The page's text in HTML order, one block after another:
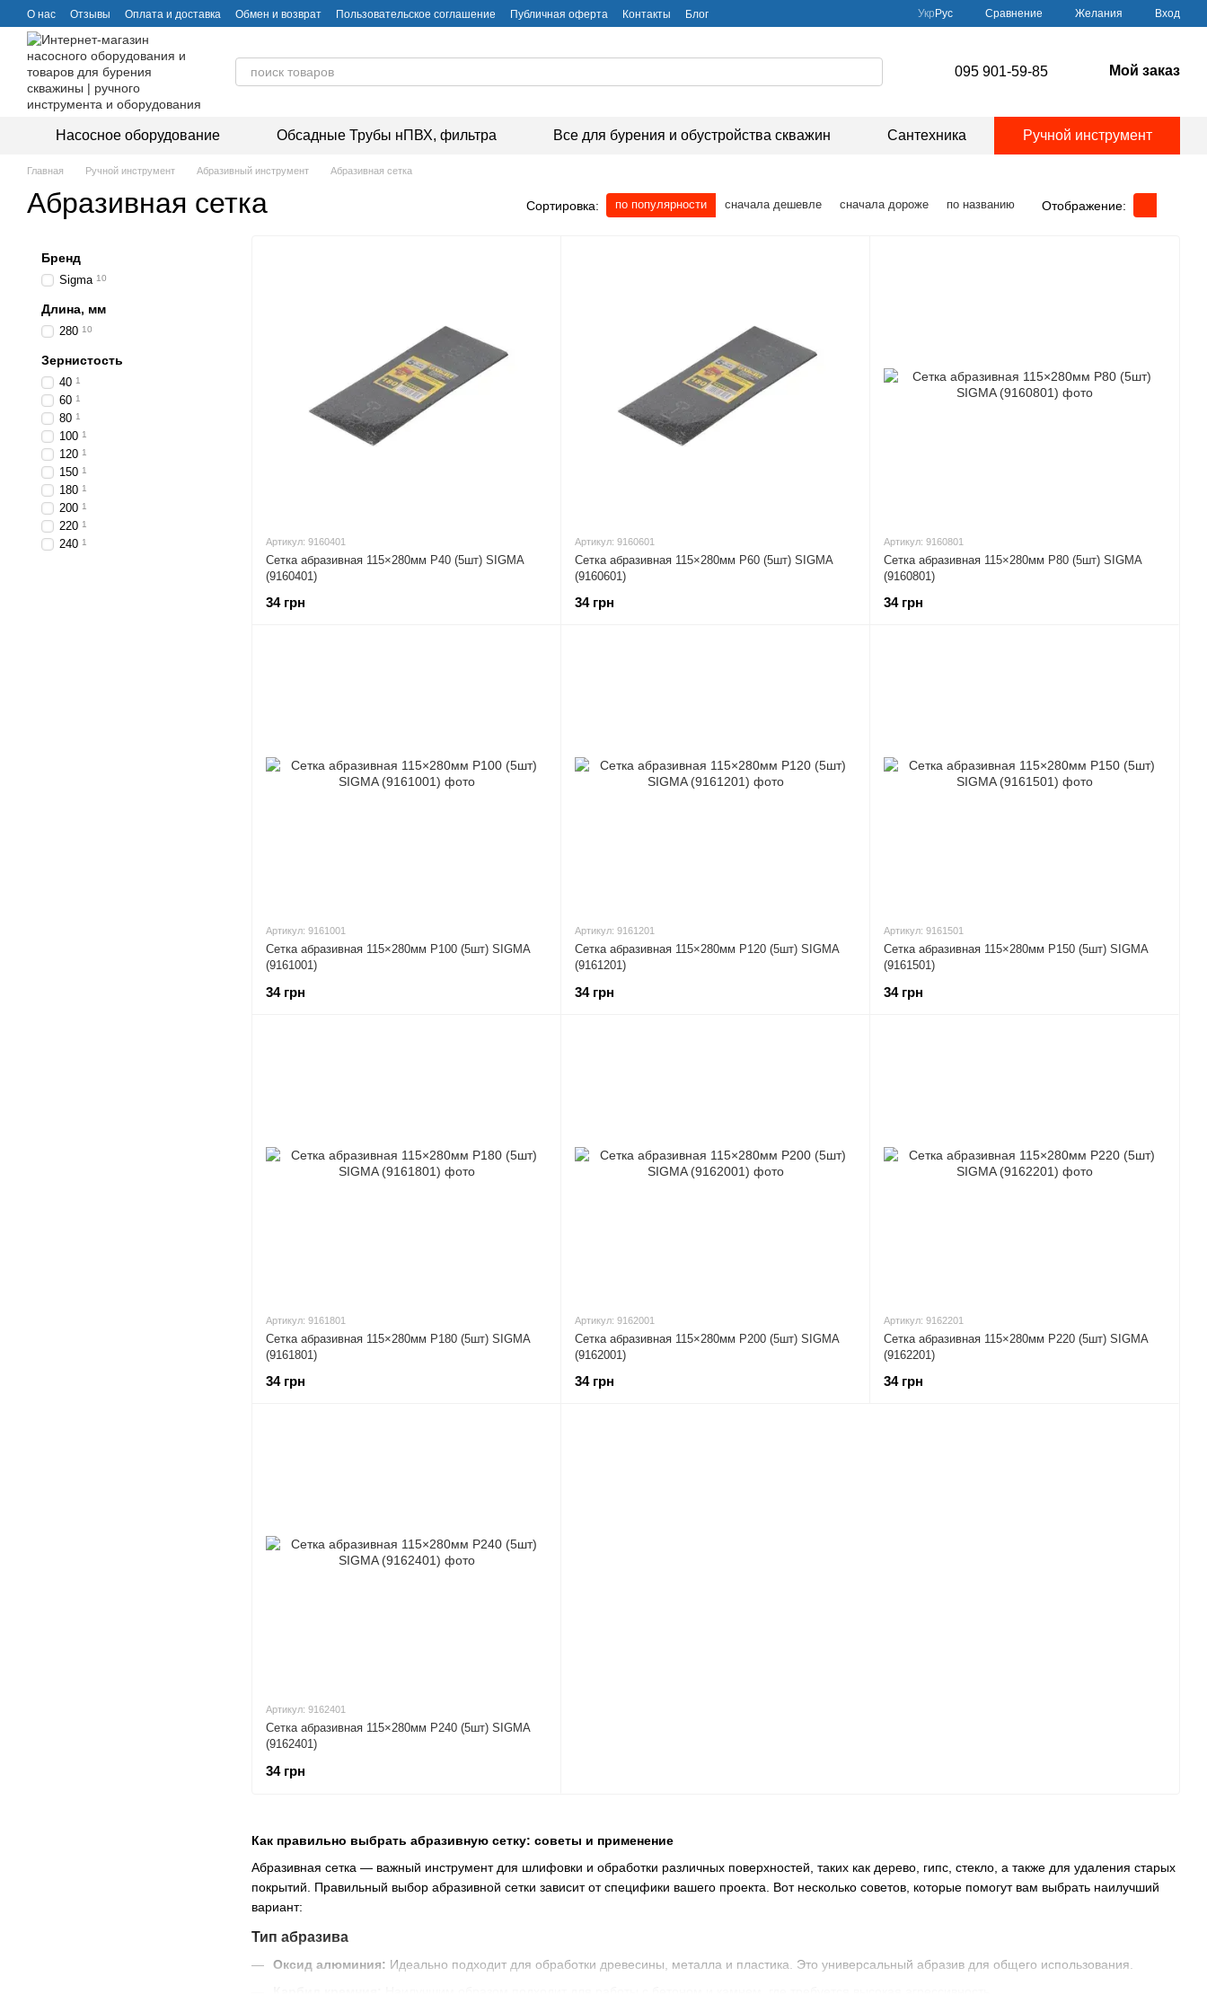
Перейти к основному контенту
О нас Отзывы Оплата и доставка Обмен и возврат Пользовательское соглашение Публичная оферта Контакты Блог Укр Рус Сравнение Желания Вход
095 901-59-85 Мой заказ
Насосное оборудование Обсадные Трубы нПВХ, фильтра Все для бурения и обустройства скважин Сантехника Ручной инструмент
Главная Ручной инструмент Абразивный инструмент Абразивная сетка
Абразивная сетка Сортировка: по популярности сначала дешевле сначала дороже по названию Отображение:
Как правильно выбрать абразивную сетку: советы и применение
Абразивная сетка — важный инструмент для шлифовки и обработки различных поверхностей, таких как дерево, гипс, стекло, а также для удаления старых
покрытий. Правильный выбор абразивной сетки зависит от специфики вашего проекта. Вот несколько советов, которые помогут вам выбрать наилучший
вариант:
Тип абразива
Оксид алюминия: Идеально подходит для обработки древесины, металла и пластика. Это универсальный абразив для общего использования.
Артикул: 9160401
Сетка абразивная 115×280мм Р40 (5шт) SIGMA
(9160401)
34 грн
Артикул: 9160601
Сетка абразивная 115×280мм Р60 (5шт) SIGMA
(9160601)
34 грн
Артикул: 9160801
Сетка абразивная 115×280мм Р80 (5шт) SIGMA
(9160801)
34 грн
Артикул: 9161001
Сетка абразивная 115×280мм Р100 (5шт) SIGMA
(9161001)
34 грн
Артикул: 9161201
Сетка абразивная 115×280мм Р120 (5шт) SIGMA
(9161201)
34 грн
Артикул: 9161501
Сетка абразивная 115×280мм Р150 (5шт) SIGMA
(9161501)
34 грн
Артикул: 9161801
Сетка абразивная 115×280мм Р180 (5шт) SIGMA
(9161801)
34 грн
Артикул: 9162001
Сетка абразивная 115×280мм Р200 (5шт) SIGMA
(9162001)
34 грн
Артикул: 9162201
Сетка абразивная 115×280мм Р220 (5шт) SIGMA
(9162201)
34 грн
Артикул: 9162401
Сетка абразивная 115×280мм Р240 (5шт) SIGMA
(9162401)
34 грн
Бренд
Sigma 10
Длина, мм
280 10
Зернистость
40 1
60 1
80 1
100 1
120 1
150 1
180 1
200 1
220 1
240 1